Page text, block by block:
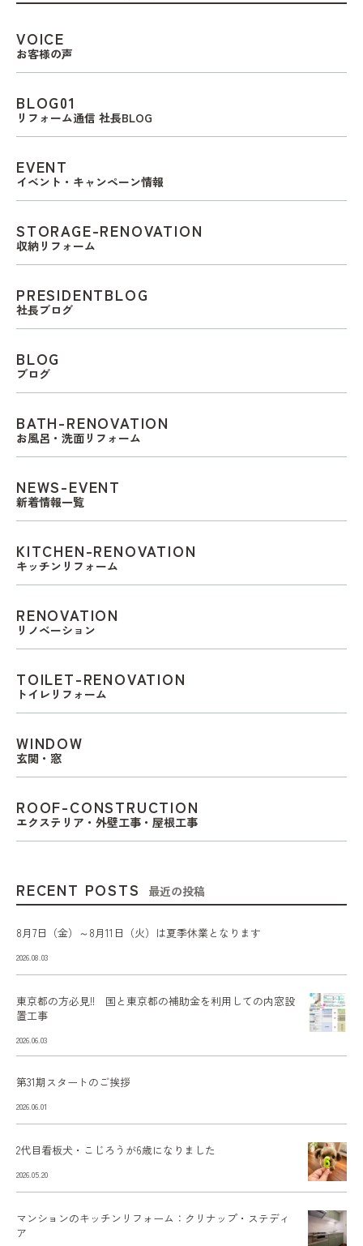
VOICE
お客様の声
BLOG01
リフォーム通信 社長BLOG
EVENT
イベント・キャンペーン情報
STORAGE-RENOVATION
収納リフォーム
PRESIDENTBLOG
社長ブログ
BLOG
ブログ
BATH-RENOVATION
お風呂・洗面リフォーム
NEWS-EVENT
新着情報一覧
KITCHEN-RENOVATION
キッチンリフォーム
RENOVATION
リノベーション
TOILET-RENOVATION
トイレリフォーム
WINDOW
玄関・窓
ROOF-CONSTRUCTION
エクステリア・外壁工事・屋根工事
RECENT POSTS 最近の投稿
8月7日（金）～8月11日（火）は夏季休業となります
2026.08.03
東京都の方必見!! 国と東京都の補助金を利用しての内窓設
置工事
2026.06.03
第31期スタートのご挨拶
2026.06.01
2代目看板犬・こじろうが6歳になりました
2026.05.20
マンションのキッチンリフォーム：クリナップ・ステディ
ア